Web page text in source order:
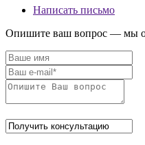
Написать письмо
Опишите ваш вопрос — мы